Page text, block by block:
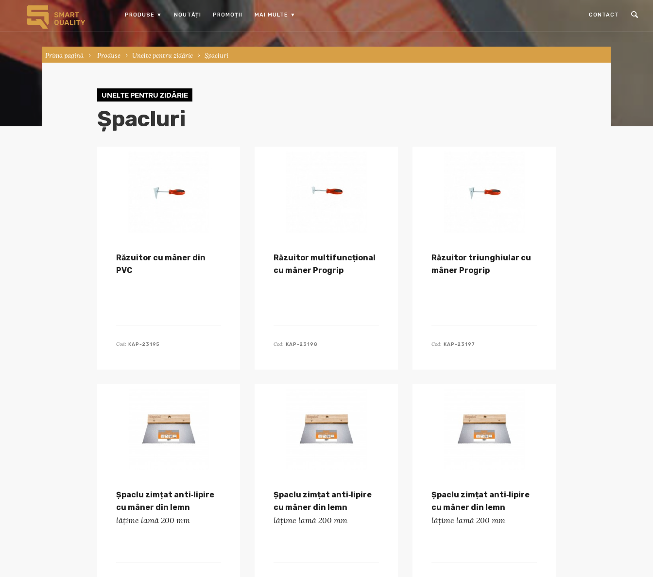
PRODUSE ▼ NOUTĂȚI PROMOȚII MAI MULTE ▼ CONTACT
Prima pagină Produse Unelte pentru zidărie Șpacluri
UNELTE PENTRU ZIDĂRIE
Șpacluri
Răzuitor cu mâner din
PVC
Cod: KAP-23195
Răzuitor multifuncțional
cu mâner Progrip
Cod: KAP-23198
Răzuitor triunghiular cu
mâner Progrip
Cod: KAP-23197
Șpaclu zimțat anti‑lipire
cu mâner din lemn
lățime lamă 200 mm
Șpaclu zimțat anti‑lipire
cu mâner din lemn
lățime lamă 200 mm
Șpaclu zimțat anti‑lipire
cu mâner din lemn
lățime lamă 200 mm